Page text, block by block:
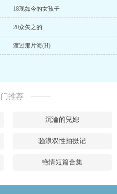
18现如今的女孩子
20众矢之的
渡过那片海(H)
推荐
沉淪的兒媳
骚浪双性拍摄记
艳情短篇合集